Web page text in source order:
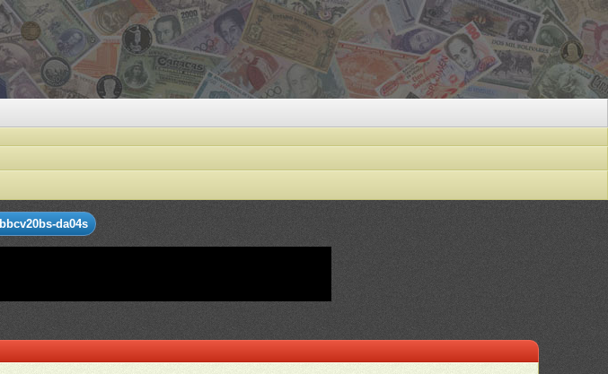
bbcv20bs-da04s